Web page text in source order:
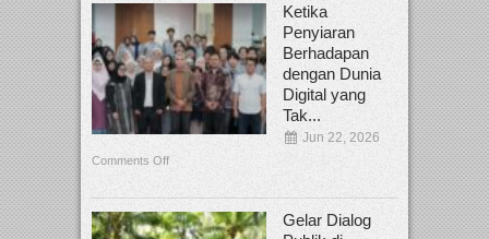
Ketika
Penyiaran
Berhadapan
dengan Dunia
Digital yang
Tak...
Jun 22, 2026
Comments Off
Gelar Dialog